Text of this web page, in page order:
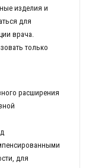
изделия и
для
врача.
только
расширения
для